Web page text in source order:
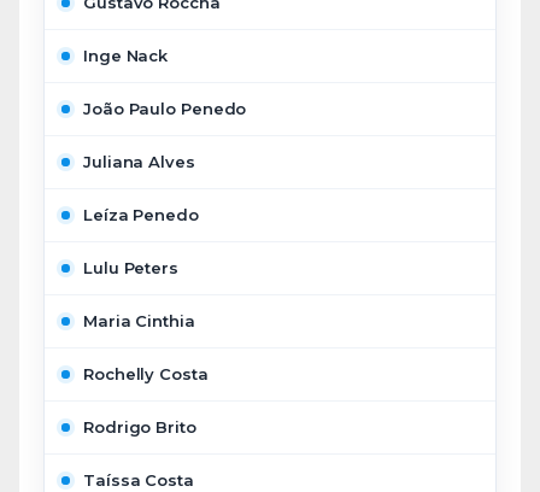
Inge Nack
João Paulo Penedo
Juliana Alves
Leíza Penedo
Lulu Peters
Maria Cinthia
Rochelly Costa
Rodrigo Brito
Taíssa Costa